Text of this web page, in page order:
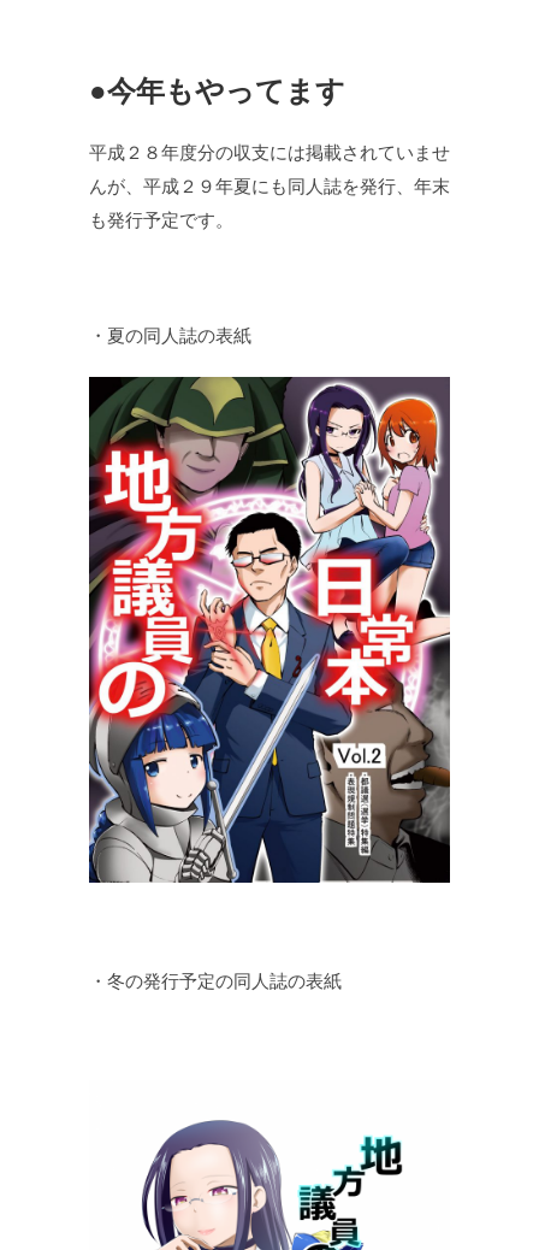
●今年もやってます
平成２８年度分の収支には掲載されていませ
んが、平成２９年夏にも同人誌を発行、年末
も発行予定です。
・夏の同人誌の表紙
・冬の発行予定の同人誌の表紙